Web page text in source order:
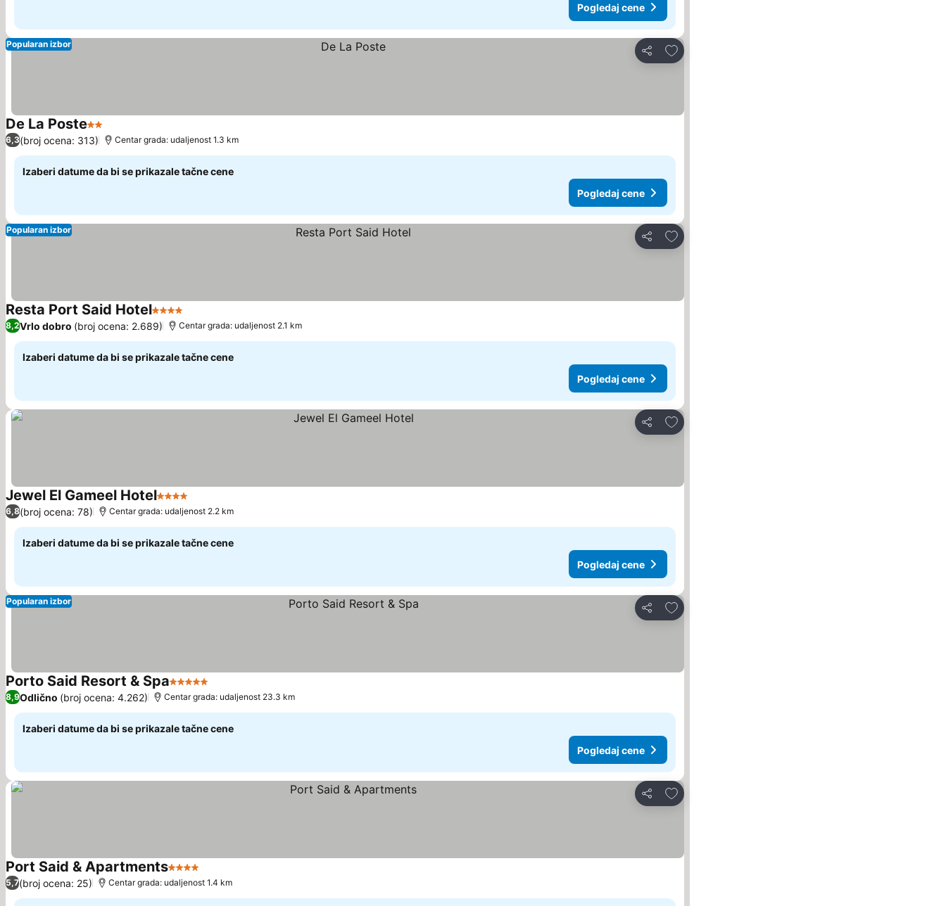
Pogledaj cene
Deli
Dodati u favorite
Popularan izbor
De La Poste2 Zvezdice
Pogledaj cene
6,3(broj ocena: 313) Centar grada: udaljenost 1.3 km
Izaberi datume da bi se prikazale tačne cene
Pogledaj cene
Deli
Dodati u favorite
Popularan izbor
Resta Port Said Hotel4 Zvezdice
8,2Vrlo dobro (broj ocena: 2.689) Centar grada: udaljenost 2.1 km
Izaberi datume da bi se prikazale tačne cene
Pogledaj cene
Deli
Dodati u favorite
Jewel El Gameel Hotel4 Zvezdice
6,8(broj ocena: 78) Centar grada: udaljenost 2.2 km
Izaberi datume da bi se prikazale tačne cene
Pogledaj cene
Deli
Dodati u favorite
Popularan izbor
Porto Said Resort & Spa5 Zvezdice
8,9Odlično (broj ocena: 4.262) Centar grada: udaljenost 23.3 km
Izaberi datume da bi se prikazale tačne cene
Pogledaj cene
Deli
Dodati u favorite
Port Said & Apartments4 Zvezdice
5,7(broj ocena: 25) Centar grada: udaljenost 1.4 km